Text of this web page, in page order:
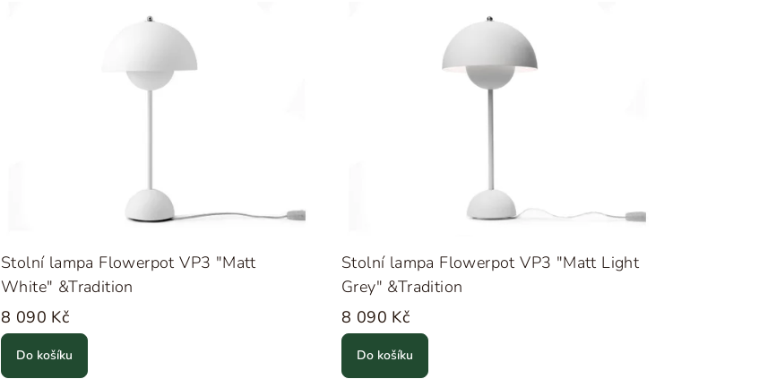
Stolní lampa Flowerpot VP3 "Matt
White" &Tradition
8 090 Kč
Do košíku
Stolní lampa Flowerpot VP3 "Matt Light
Grey" &Tradition
8 090 Kč
Do košíku